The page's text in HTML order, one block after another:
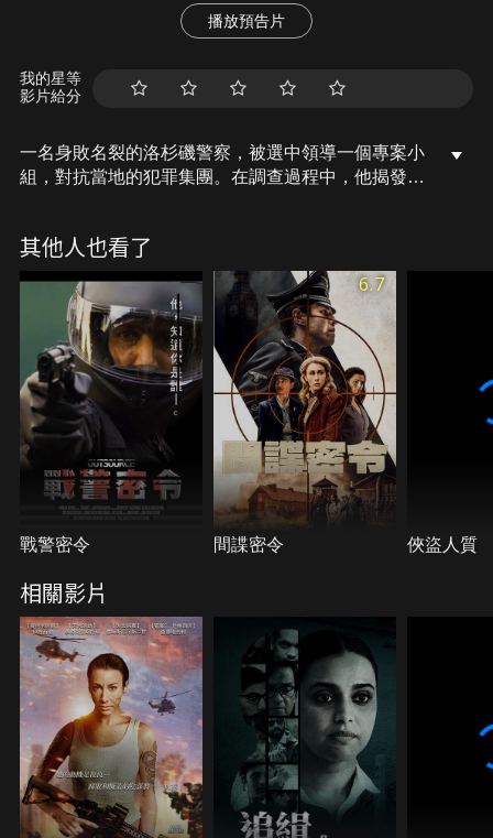
播放預告片
我的星等
影片給分
一名身敗名裂的洛杉磯警察，被選中領導一個專案小
組，對抗當地的犯罪集團。在調查過程中，他揭發了
其他人也看了
戰警密令
6.7
間諜密令 俠盜人質
相關影片